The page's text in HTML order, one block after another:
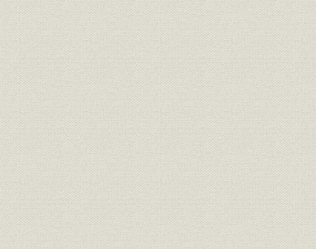
三、 富士製紙の実権掌握と三社合併機運の促進
四、 昭和初期の紙業界
五、 輸出入より見たる洋紙
第一章 三社合併実現の経緯
一、 藤原、大川両雄の角逐
二、 三社合併の遠因
三、 三社合併の近因
四、 小笠原常務の富士製紙専務就任